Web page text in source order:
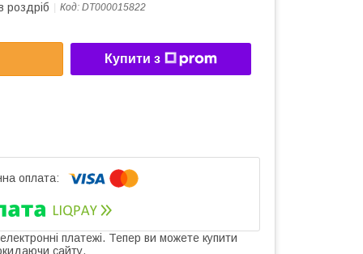
роздріб Код: DT000015822
Купити з
платежі. Тепер ви можете купити
сайту.